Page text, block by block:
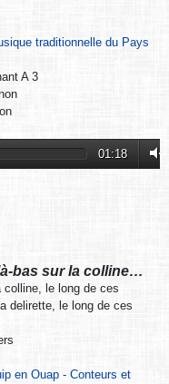
traditionnelle du Pays
A 3
01:18
bas sur la colline…
colline, le long de ces
delirette, le long de ces
en Ouap - Conteurs et